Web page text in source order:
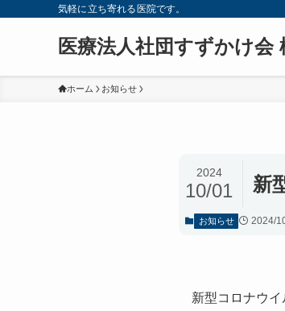
気軽に立ち寄れる医院です。
医療法人社団すずかけ会
ホーム お知らせ
新
2024
10/01
お知らせ 2024/
新型コロナウイ